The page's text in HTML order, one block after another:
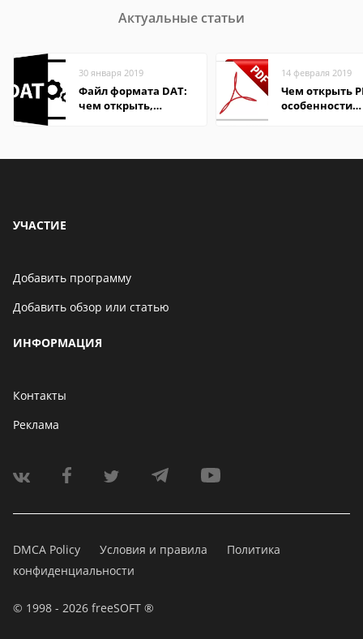
Актуальные статьи
30 января 2019
Файл формата DAT:
чем открыть,
14 февраля 2019
Чем открыть
особенности
УЧАСТИЕ
Добавить программу
Добавить обзор или статью
ИНФОРМАЦИЯ
Контакты
Реклама
DMCA Policy Условия и правила
Политика
конфиденциальности
© 1998 - 2026 freeSOFT ®